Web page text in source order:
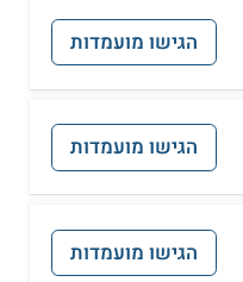
הגישו מועמדות
הגישו מועמדות
הגישו מועמדות